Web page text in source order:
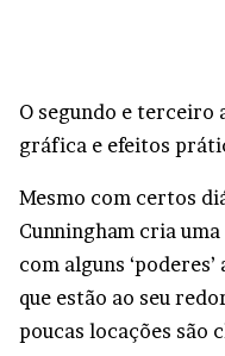
O segundo e terceiro
gráfica e efeitos
Mesmo com certos
Cunningham cria
com alguns
que estão ao seu
poucas locações são